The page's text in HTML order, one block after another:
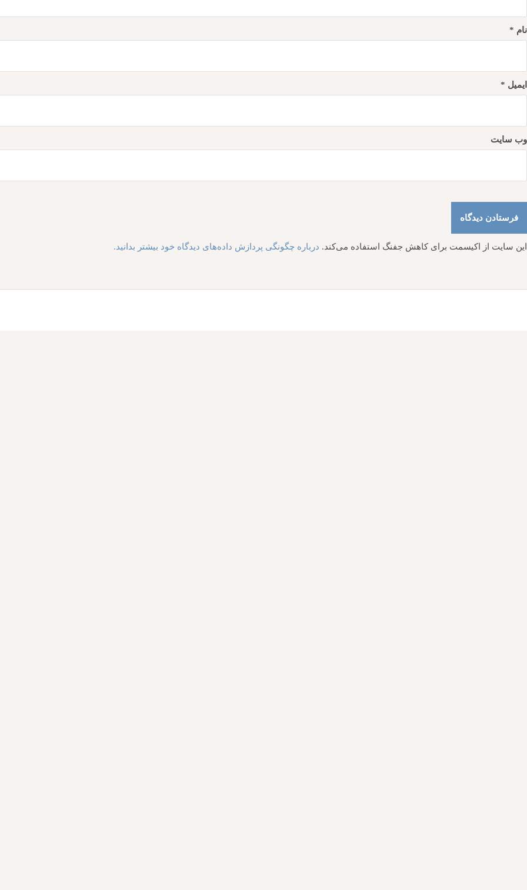
نام *
ایمیل *
وب‌ سایت
این سایت از اکیسمت برای کاهش جفنگ استفاده می‌کند. درباره چگونگی پردازش داده‌های دیدگاه خود بیشتر بدانید.